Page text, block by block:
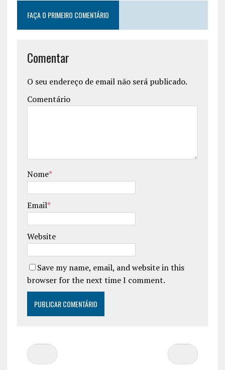
FAÇA O PRIMEIRO COMENTÁRIO
Comentar
O seu endereço de email não será publicado.
Comentário
Nome*
Email*
Website
Save my name, email, and website in this
browser for the next time I comment.